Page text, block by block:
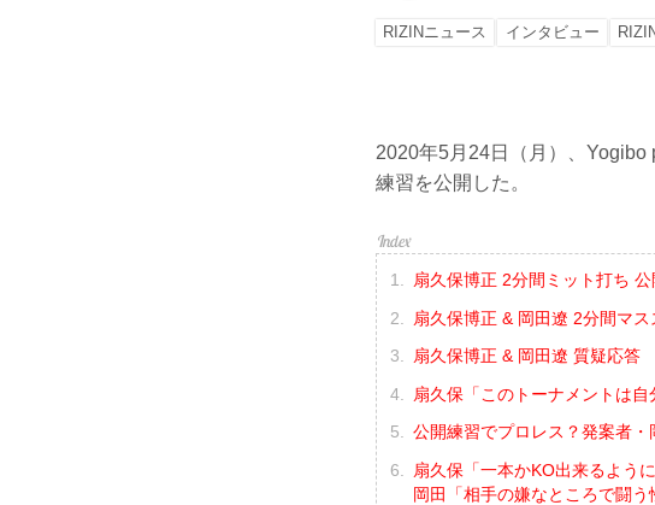
RIZINニュース インタビュー
2020年5月24日（月）、Yogibo
練習を公開した。
扇久保博正 2分間ミット打ち
扇久保博正 & 岡田遼 2分間マ
扇久保博正 & 岡田遼 質疑応答
扇久保「このトーナメントは自
公開練習でプロレス？発案者・
扇久保「一本かKO出来るように
岡田「相手の嫌なところで闘う